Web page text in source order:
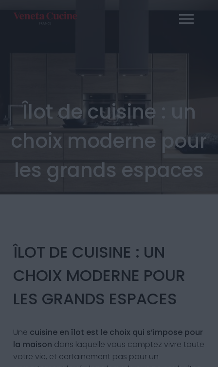
Îlot de cuisine : un
choix moderne pour
les grands espaces
ÎLOT DE CUISINE : UN
CHOIX MODERNE POUR
LES GRANDS ESPACES
Une cuisine en îlot est le choix qui s’impose pour
la maison dans laquelle vous comptez vivre toute
votre vie, et certainement pas pour un